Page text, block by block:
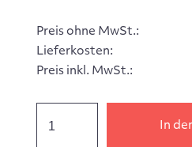
Preis ohne MwSt.:
Lieferkosten:
Preis inkl. MwSt.:
In